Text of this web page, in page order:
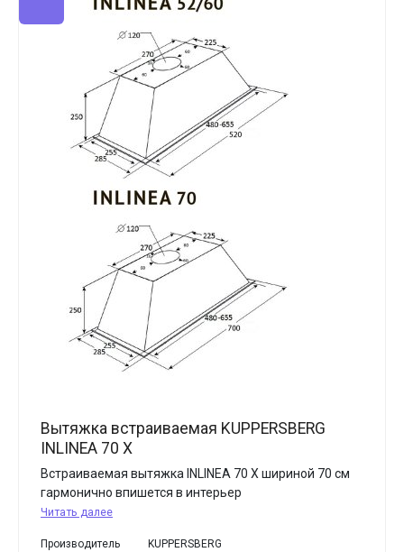
Вытяжка встраиваемая KUPPERSBERG
INLINEA 70 X
Встраиваемая вытяжка INLINEA 70 X шириной 70 см
гармонично впишется в интерьер
Читать далее
Производитель
KUPPERSBERG